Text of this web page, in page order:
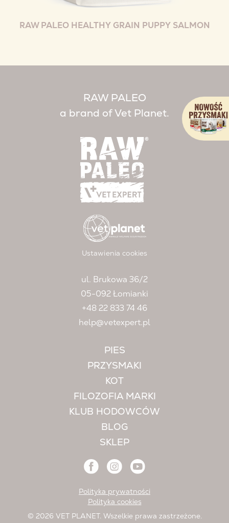
RAW PALEO HEALTHY GRAIN PUPPY SALMON
RAW PALEO
a brand of Vet Planet.
Ustawienia cookies
ul. Brukowa 36/2
05-092 Łomianki
+48 22 833 74 46
help@vetexpert.pl
PIES
PRZYSMAKI
KOT
FILOZOFIA MARKI
KLUB HODOWCÓW
BLOG
SKLEP
© 2026 VET PLANET. Wszelkie prawa zastrzeżone.
Polityka prywatności
Polityka cookies